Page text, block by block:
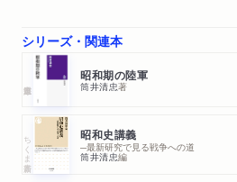
第五章 第一次近衛内閣における首
山陸相から板垣陸相へ
近衛の陸相交代願望／杉山辞職工作
陸相決定へ／陸軍最後の抵抗／東条
明説流布と陸相交代の意味
シリーズ・関連本
昭和期の陸軍
筒井清忠著
ちくま新書 昭和史講義
─最新研究で見る戦争への道
筒井清忠編